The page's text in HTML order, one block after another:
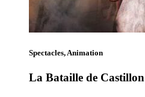
Spectacles, Animation
La Bataille de Castillon